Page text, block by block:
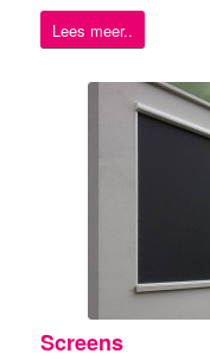
Lees meer..
Screens